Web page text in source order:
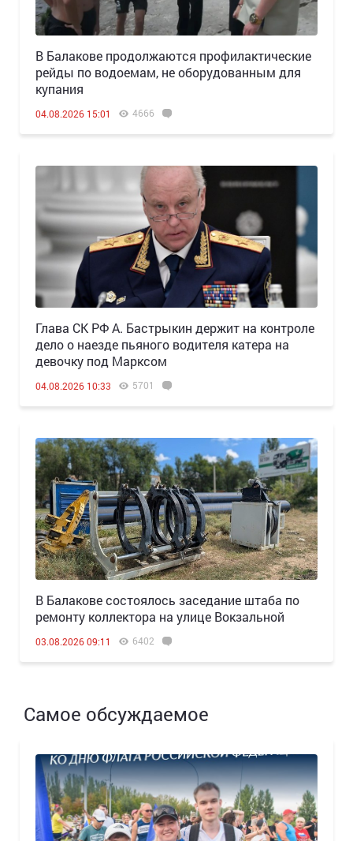
В Балакове продолжаются профилактические
рейды по водоемам, не оборудованным для
купания
04.08.2026 15:01 4666
Глава СК РФ А. Бастрыкин держит на контроле
дело о наезде пьяного водителя катера на
девочку под Марксом
04.08.2026 10:33 5701
В Балакове состоялось заседание штаба по
ремонту коллектора на улице Вокзальной
03.08.2026 09:11 6402
Самое обсуждаемое